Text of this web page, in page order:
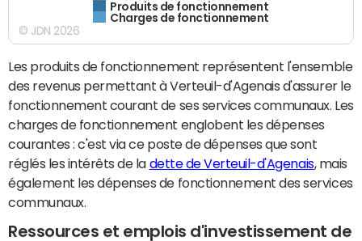
Produits de fonctionnement
Charges de fonctionnement
© JDN 2026
Les produits de fonctionnement représentent l'ensemble
des revenus permettant à Verteuil-d'Agenais d'assurer le
fonctionnement courant de ses services communaux. Les
charges de fonctionnement englobent les dépenses
courantes : c'est via ce poste de dépenses que sont
réglés les intérêts de la dette de Verteuil-d'Agenais, mais
également les dépenses de fonctionnement des services
communaux.
Ressources et emplois d'investissement de